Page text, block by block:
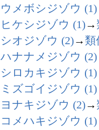
ウメボシジゾウ (1)
ヒケシジゾウ (1)→
シオジゾウ (2)→ 類
ハナナメジゾウ (2)
シロカキジゾウ (1)
ミズゴイジゾウ (1)
ヨナキジゾウ (2)→
コメハキジゾウ (1)